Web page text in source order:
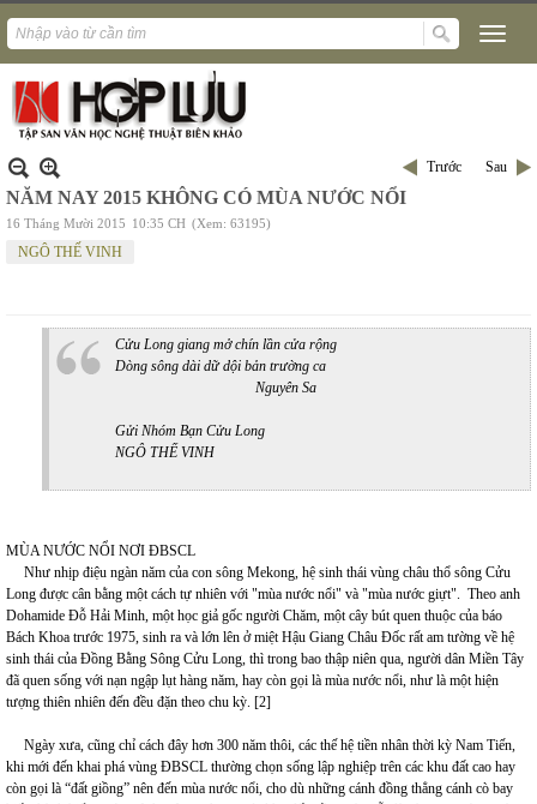
Trước Sau
NĂM NAY 2015 KHÔNG CÓ MÙA NƯỚC NỔI
16 Tháng Mười 2015 10:35 CH (Xem: 63195)
NGÔ THẾ VINH
Cửu Long giang mở chín lần cửa rộng
Dòng sông dài dữ dội bản trường ca
Nguyên Sa
Gửi Nhóm Bạn Cửu Long
NGÔ THẾ VINH
MÙA NƯỚC NỔI NƠI ĐBSCL
Như nhịp điệu ngàn năm của con sông Mekong, hệ sinh thái vùng châu thổ sông Cửu
Long được cân bằng một cách tự nhiên với "mùa nước nổi" và "mùa nước giựt". Theo anh
Dohamide Đỗ Hải Minh, một học giả gốc người Chăm, một cây bút quen thuộc của báo
Bách Khoa trước 1975, sinh ra và lớn lên ở miệt Hậu Giang Châu Đốc rất am tường về hệ
sinh thái của Đồng Bằng Sông Cửu Long, thì trong bao thập niên qua, người dân Miền Tây
đã quen sống với nạn ngập lụt hàng năm, hay còn gọi là mùa nước nổi, như là một hiện
tượng thiên nhiên đến đều đặn theo chu kỳ. [2]
Ngày xưa, cũng chỉ cách đây hơn 300 năm thôi, các thế hệ tiền nhân thời kỳ Nam Tiến,
khi mới đến khai phá vùng ĐBSCL thường chọn sống lập nghiệp trên các khu đất cao hay
còn gọi là “đất giồng” nên đến mùa nước nổi, cho dù những cánh đồng thẳng cánh cò bay